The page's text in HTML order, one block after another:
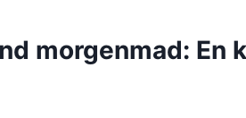
morgenmad: En